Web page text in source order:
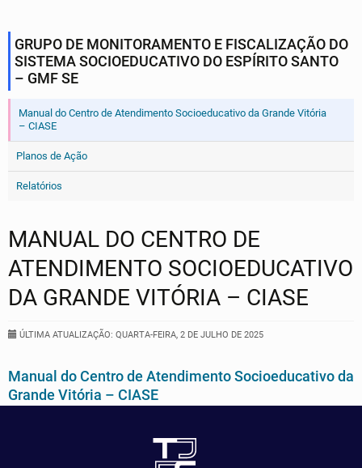
GRUPO DE MONITORAMENTO E FISCALIZAÇÃO DO
SISTEMA SOCIOEDUCATIVO DO ESPÍRITO SANTO
– GMF SE
Manual do Centro de Atendimento Socioeducativo da Grande Vitória
– CIASE
Planos de Ação
Relatórios
MANUAL DO CENTRO DE
ATENDIMENTO SOCIOEDUCATIVO
DA GRANDE VITÓRIA – CIASE
ÚLTIMA ATUALIZAÇÃO: QUARTA-FEIRA, 2 DE JULHO DE 2025
Manual do Centro de Atendimento Socioeducativo da
Grande Vitória – CIASE